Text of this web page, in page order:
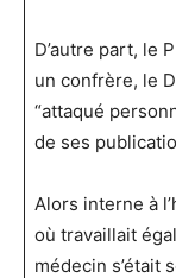
D’autre part, le
un confrère, le
“attaqué
de ses
Alors interne à
où travaillait
médecin s’était